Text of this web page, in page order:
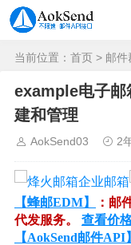
当前位置： 首页 > 邮件
example电子邮
建和管理
AokSend03 2
【蜂邮EDM】
：邮
代发服务。 查看价
【AokSend邮件API】